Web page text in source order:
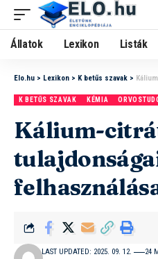
Állatok Lexikon Listák
Elo.hu > Lexikon > K betűs szavak > Kálium-
K BETŰS SZAVAK KÉMIA
Kálium-
LAST UPDATED: 2025. 09. 12. 24